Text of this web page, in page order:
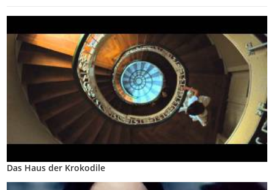
Das Haus der Krokodile